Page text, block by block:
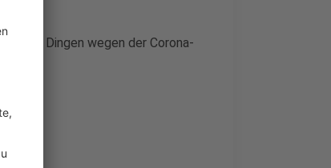
allen Dingen wegen der Corona-